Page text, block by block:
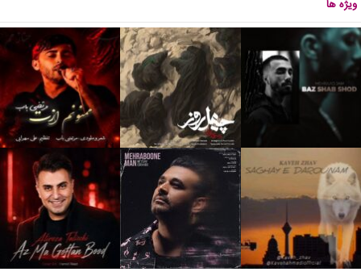
ویژه ها